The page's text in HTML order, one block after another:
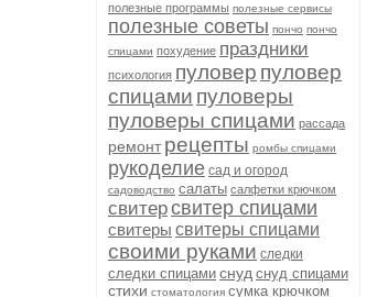
полезные программы полезные сервисы
полезные советы пончо пончо
спицами похудение праздники
психология пуловер пуловер
спицами пуловеры
пуловеры спицами рассада
ремонт рецепты ромбы спицами
рукоделие сад и огород
садоводство салаты салфетки крючком
свитерсвитер спицами
свитеры свитеры спицами
своими руками следки
следки спицами снуд снуд спицами
стихи стоматология сумка крючком